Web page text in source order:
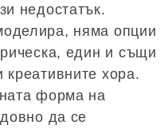
недостатък.
няма опции
един и същи
хора.
форма на
да се